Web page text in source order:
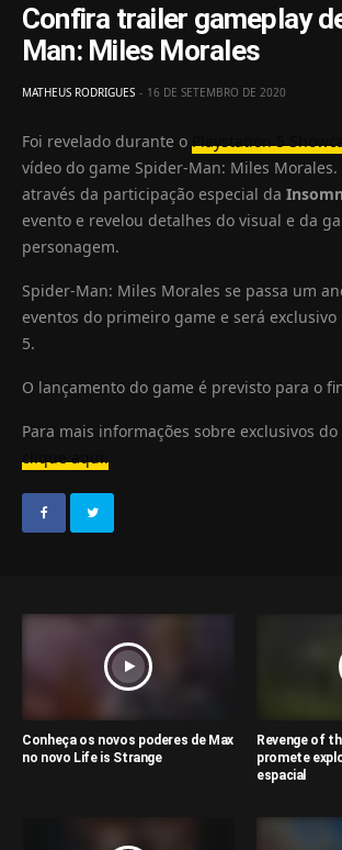
Confira trailer gameplay
Man: Miles Morales
MATHEUS RODRIGUES 16 DE SETEMBRO DE 2020
Foi revelado durante o
vídeo do game Spider-Man: Miles
através da participação especial da
evento e revelou detalhes do visual e da
personagem.
Spider-Man: Miles Morales se passa um
eventos do primeiro game e será exclusivo
5.
O lançamento do game é previsto para o
Para mais informações sobre exclusivos
Conheça os novos poderes de Max
no novo Life is Strange
Revenge of
promete
espacial